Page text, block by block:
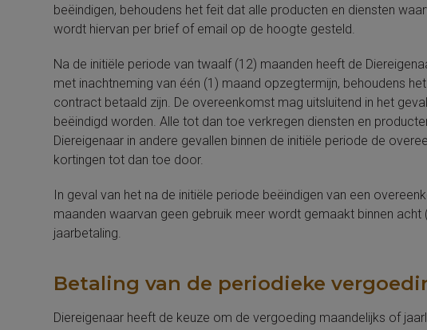
beëindigen, behoudens het feit dat alle producten en diensten
wordt hiervan per brief of email op de hoogte gesteld.
Na de initiële periode van twaalf (12) maanden heeft de
met inachtneming van één (1) maand opzegtermijn, behoudens
contract betaald zijn. De overeenkomst mag uitsluitend in het
beëindigd worden. Alle tot dan toe verkregen diensten en
Diereigenaar in andere gevallen binnen de initiële periode de
kortingen tot dan toe door.
In geval van het na de initiële periode beëindigen van een
maanden waarvan geen gebruik meer wordt gemaakt binnen
jaarbetaling.
Betaling van de periodieke
Diereigenaar heeft de keuze om de vergoeding maandelijks of